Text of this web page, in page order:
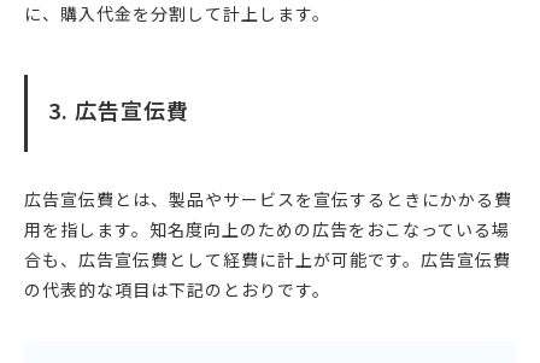
に、購入代金を分割して計上します。
3. 広告宣伝費
広告宣伝費とは、製品やサービスを宣伝するときにかかる費
用を指します。知名度向上のための広告をおこなっている場
合も、広告宣伝費として経費に計上が可能です。広告宣伝費
の代表的な項目は下記のとおりです。